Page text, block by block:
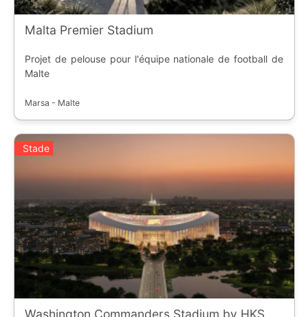
Malta Premier Stadium
Projet de pelouse pour l'équipe nationale de football de
Malte
Marsa - Malte
Stade
Washington Commanders Stadium by HKS